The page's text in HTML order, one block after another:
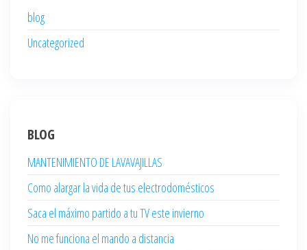
blog
Uncategorized
BLOG
MANTENIMIENTO DE LAVAVAJILLAS
Como alargar la vida de tus electrodomésticos
Saca el máximo partido a tu TV este invierno
No me funciona el mando a distancia